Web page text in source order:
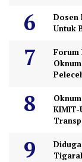
Dosen
Untuk
Forum
KIMIT-